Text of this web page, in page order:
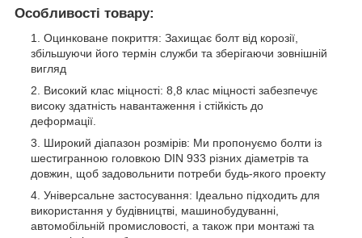
Особливості товару:
Оцинковане покриття: Захищає болт від корозії,
збільшуючи його термін служби та зберігаючи зовнішній
вигляд
Високий клас міцності: 8,8 клас міцності забезпечує
високу здатність навантаження і стійкість до
деформації.
Широкий діапазон розмірів: Ми пропонуємо болти із
шестигранною головкою DIN 933 різних діаметрів та
довжин, щоб задовольнити потреби будь-якого проекту
Універсальне застосування: Ідеально підходить для
використання у будівництві, машинобудуванні,
автомобільній промисловості, а також при монтажі та